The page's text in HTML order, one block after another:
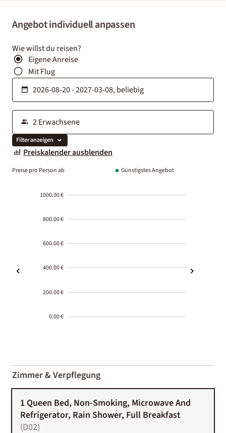
Angebot individuell anpassen
Wie willst du reisen?
Eigene Anreise
Mit Flug
Filter anzeigen
Preiskalender ausblenden
Preise pro Person ab Günstigstes Angebot
1000.00 €
800.00 €
600.00 €
400.00 €
200.00 €
0.00 €
01-02
Zimmer & Verpflegung
1 Queen Bed, Non-Smoking, Microwave And
Refrigerator, Rain Shower, Full Breakfast
(D02)